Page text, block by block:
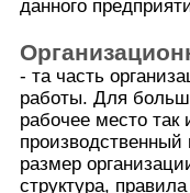
данного
- та часть
работы. Для
рабочее место так
размер
структура,